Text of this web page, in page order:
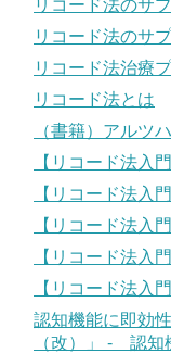
リコード法のサ
リコード法のサ
リコード法治療
リコード法とは
（書籍）アルツ
【リコード法入
【リコード法入
【リコード法入
【リコード法入
【リコード法入
認知機能に即効
（改）」 - 認知